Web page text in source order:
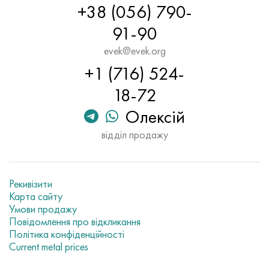
+38 (056) 790-
91-90
evek@evek.org
+1 (716) 524-
18-72
Олексій
відділ продажу
Рекивізити
Карта сайту
Умови продажу
Повідомлення про відкликання
Політика конфіденційності
Current metal prices